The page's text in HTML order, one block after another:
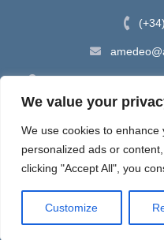
We value your
We use cookies to
personalized ads or
clicking "Accept All", you
Customize
Av. Rambla Méndez
Aviso Legal|Política de
Espira, sastre de